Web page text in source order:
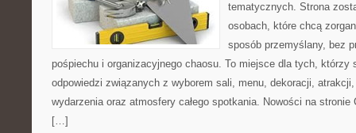
tematycznych. Strona
osobach, które chcą
sposób przemyślany, bez
pośpiechu i organizacyjnego chaosu. To miejsce dla tych, którzy
odpowiedzi związanych z wyborem sali, menu, dekoracji,
wydarzenia oraz atmosfery całego spotkania. Nowości na
[…]